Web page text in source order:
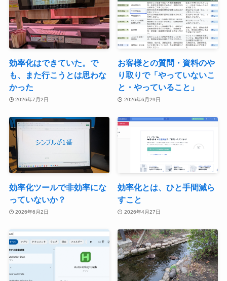
効率化はできていた。で
も、また行こうとは思わな
かった
2026年7月2日
お客様との質問・資料のや
り取りで「やっていないこ
と・やっていること」
2026年6月29日
効率化ツールで非効率にな
っていないか？
2026年6月2日
効率化とは、ひと手間減ら
すこと
2026年4月27日